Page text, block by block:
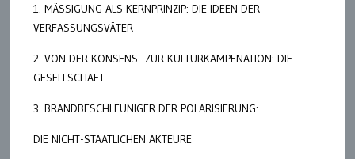
1. MÄSSIGUNG ALS KERNPRINZIP: DIE IDEEN DER
VERFASSUNGSVÄTER
2. VON DER KONSENS- ZUR KULTURKAMPFNATION: DIE
GESELLSCHAFT
3. BRANDBESCHLEUNIGER DER POLARISIERUNG:
DIE NICHT-STAATLICHEN AKTEURE